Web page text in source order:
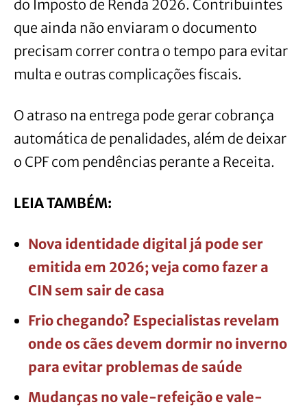
do Imposto de Renda 2026. Contribuintes
que ainda não enviaram o documento
precisam correr contra o tempo para evitar
multa e outras complicações fiscais.
O atraso na entrega pode gerar cobrança
automática de penalidades, além de deixar
o CPF com pendências perante a Receita.
LEIA TAMBÉM:
Nova identidade digital já pode ser
emitida em 2026; veja como fazer a
CIN sem sair de casa
Frio chegando? Especialistas revelam
onde os cães devem dormir no inverno
para evitar problemas de saúde
Mudanças no vale-refeição e vale-